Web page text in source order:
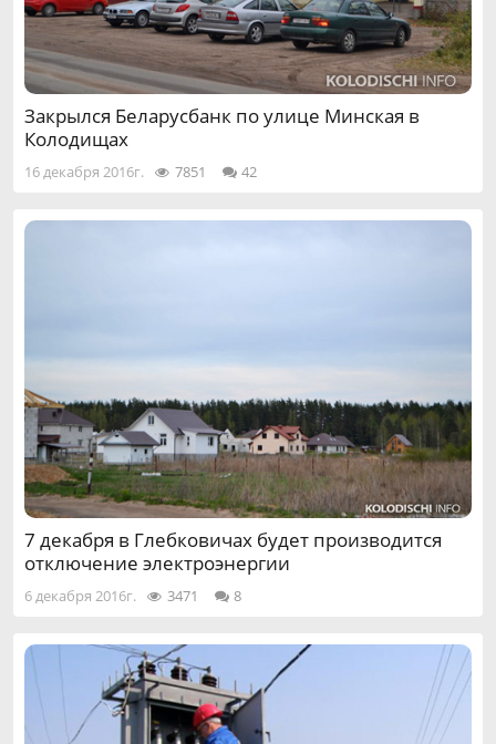
Закрылся Беларусбанк по улице Минская в
Колодищах
16 декабря 2016г. 7851 42
7 декабря в Глебковичах будет производится
отключение электроэнергии
6 декабря 2016г. 3471 8